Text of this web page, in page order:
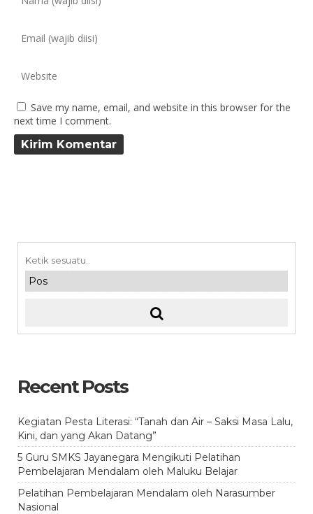
Save my name, email, and website in this browser for the
next time I comment.
Recent Posts
Kegiatan Pesta Literasi: “Tanah dan Air – Saksi Masa Lalu,
Kini, dan yang Akan Datang”
5 Guru SMKS Jayanegara Mengikuti Pelatihan
Pembelajaran Mendalam oleh Maluku Belajar
Pelatihan Pembelajaran Mendalam oleh Narasumber
Nasional